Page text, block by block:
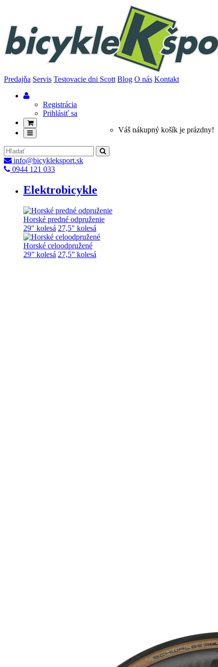
Predajňa Servis Testovacie dni Scott Blog O nás Kontakt
Registrácia
Prihlásiť sa
Váš nákupný košík je prázdny!
info@bicykleksport.sk
0944 121 033
Elektrobicykle
Horské predné odpruženie
29" kolesá 27,5" kolesá
Horské celoodpružené
29” kolesá 27,5” kolesá